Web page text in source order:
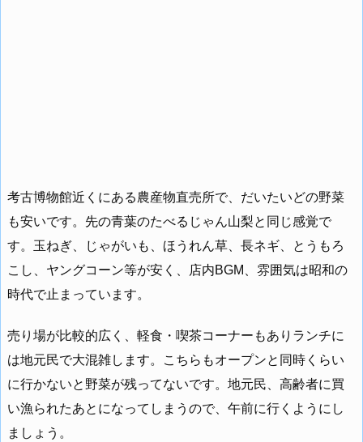
考古博物館近くにある農産物直売所で、だいたいどの野菜
も安いです。先の青葉のたべるじゃん山梨と同じ感覚で
す。玉ねぎ、じゃがいも、ほうれん草、長ネギ、とうもろ
こし、ヤングコーン等が安く、店内BGM、雰囲気は昭和の
時代で止まっています。
売り場が比較的広く、軽食・喫茶コーナーもありランチに
は地元民で大混雑します。こちらもオープンと同時くらい
に行かないと野菜が残ってないです。地元民、高齢者に買
い漁られたあとになってしまうので、午前に行くようにし
ましょう。